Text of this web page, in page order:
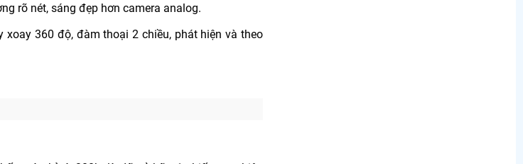
rõ nét, sáng đẹp hơn camera analog.
360 độ, đàm thoại 2 chiều, phát hiện và theo